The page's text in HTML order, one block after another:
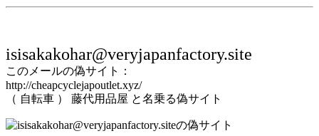
isisakakohar@veryjapanfactory.site
このメールの偽サイト：
http://cheapcyclejapoutlet.xyz/
（ 自転車 ） 藤代用品屋 と名乗る偽サイト